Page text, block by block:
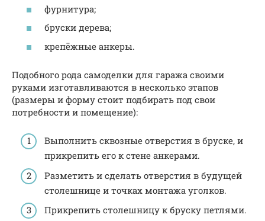
фурнитура;
бруски дерева;
крепёжные анкеры.
Подобного рода самоделки для гаража своими
руками изготавливаются в несколько этапов
(размеры и форму стоит подбирать под свои
потребности и помещение):
Выполнить сквозные отверстия в бруске, и
прикрепить его к стене анкерами.
Разметить и сделать отверстия в будущей
столешнице и точках монтажа уголков.
Прикрепить столешницу к бруску петлями.